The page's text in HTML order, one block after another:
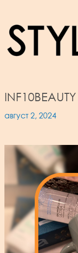
INF10BEAUTY
август 2, 2024